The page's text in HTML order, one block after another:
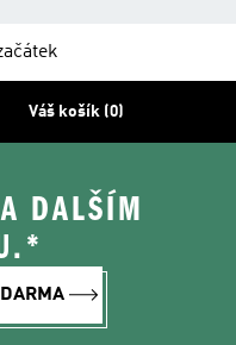
Váš košík (0)
DALŠÍM